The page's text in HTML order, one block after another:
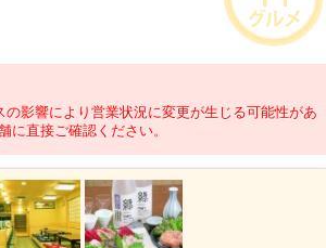
影響により営業状況に変更が生じる可能性があ
に直接ご確認ください。